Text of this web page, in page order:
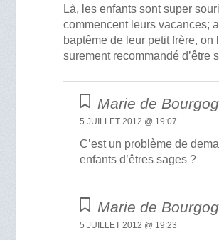
Là, les enfants sont super
commencent leurs vacances;
baptême de leur petit frère, on
surement recommandé d’être
Marie de
5 JUILLET 2012 @ 19:07
C’est un problème de
enfants d’êtres sages ?
Marie de
5 JUILLET 2012 @ 19:23